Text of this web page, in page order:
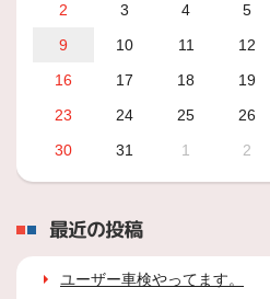
2
3 4 5
9
10 11 12
16
17 18 19
23
24 25 26
30
31 1 2
最近の投稿
ユーザー車検やってます。